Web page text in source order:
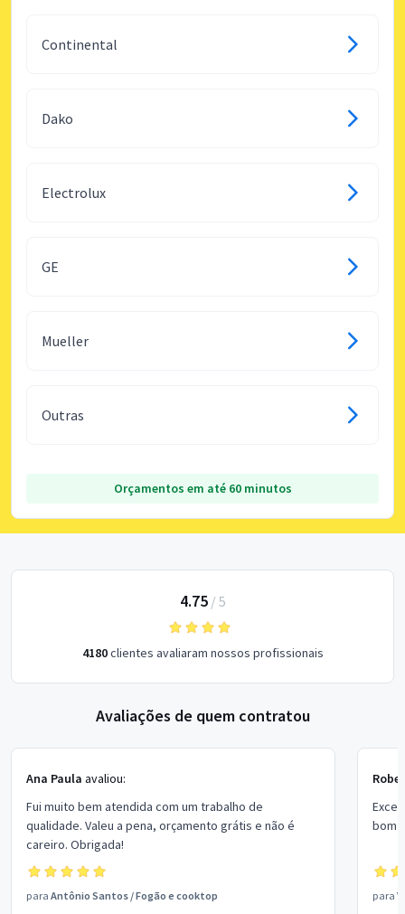
Continental
Dako
Electrolux
GE
Mueller
Outras
Orçamentos em até 60 minutos
4.75/ 5
4180clientes avaliaram nossos profissionais
Avaliações de quem contratou
Ana Paula avaliou:
Fui muito bem atendida com um trabalho de
qualidade. Valeu a pena, orçamento grátis e não é
careiro. Obrigada!
para Antônio Santos /Fogão e cooktop
bom
para